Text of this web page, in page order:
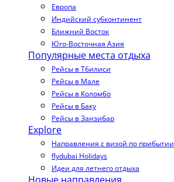
Европа
Индийский субконтинент
Ближний Восток
Юго-Восточная Азия
Популярные места отдыха
Рейсы в Тбилиси
Рейсы в Мале
Рейсы в Коломбо
Рейсы в Баку
Рейсы в Занзибар
Explore
Направления с визой по прибытии
flydubai Holidays
Идеи для летнего отдыха